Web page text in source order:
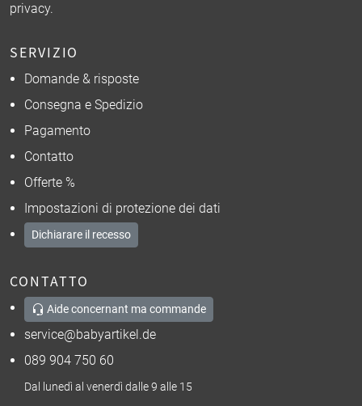
privacy.
SERVIZIO
Domande & risposte
Consegna e Spedizio
Pagamento
Contatto
Offerte %
Impostazioni di protezione dei dati
Dichiarare il recesso
CONTATTO
Aide concernant ma commande
service@babyartikel.de
089 904 750 60
Dal lunedì al venerdì dalle 9 alle 15